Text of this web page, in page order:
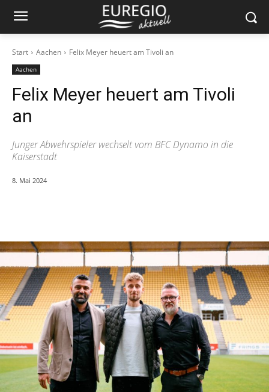
Start Aachen Felix Meyer heuert am Tivoli an
Aachen
Felix Meyer heuert am Tivoli
an
Junger Abwehrspieler wechselt vom BFC Dynamo in die
Kaiserstadt
8. Mai 2024